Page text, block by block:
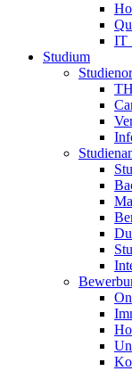
IT
Studium